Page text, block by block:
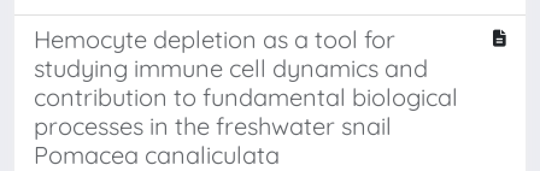
Hemocyte depletion as a tool for
studying immune cell dynamics and
contribution to fundamental biological
processes in the freshwater snail
Pomacea canaliculata